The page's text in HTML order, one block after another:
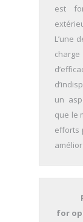
est
L’une
un
que le
efforts
for